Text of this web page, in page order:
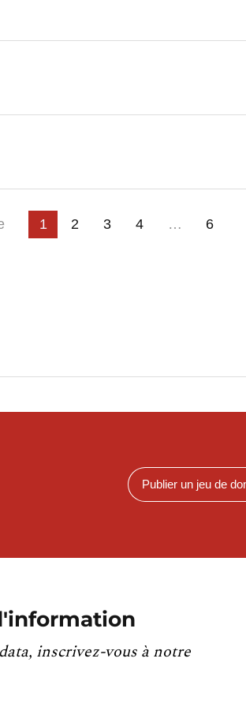
1 2 3 4 … 6
Publier un jeu de
inscrivez-vous à notre